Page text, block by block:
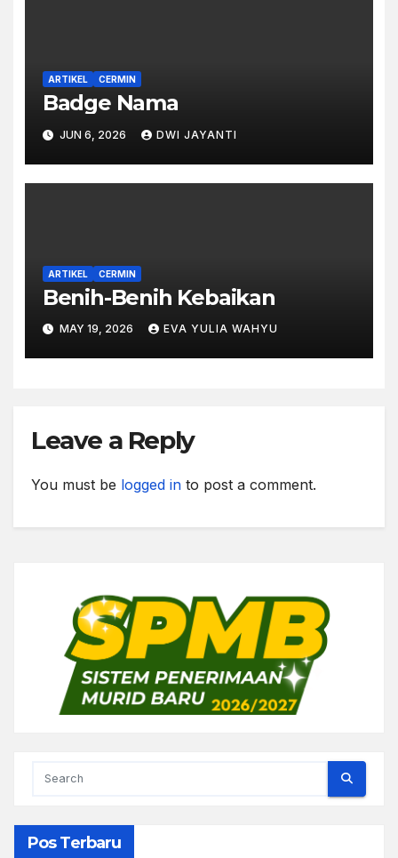
ARTIKEL CERMIN
Badge Nama
JUN 6, 2026 DWI JAYANTI
ARTIKEL CERMIN
Benih-Benih Kebaikan
MAY 19, 2026 EVA YULIA WAHYU
Leave a Reply
You must be logged in to post a comment.
Pos Terbaru